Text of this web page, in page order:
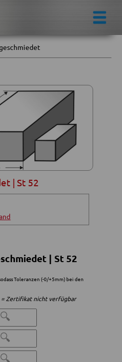
| St 52
| St 52
Toleranzen (-0/+5mm) bei den
= Zertifikat nicht verfügbar
🔍
🔍
🔍